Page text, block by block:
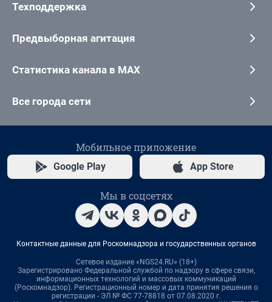
Техподдержка
Предвыборная агитация
Статистика канала в MAX
Все города сети
Мобильное приложение
Google Play App Store
Мы в соцсетях
Контактные данные для Роскомнадзора и государственных органов
Сетевое издание «NGS24.RU» (18+)
Зарегистрировано Федеральной службой по надзору в сфере связи,
информационных технологий и массовых коммуникаций
(Роскомнадзор). Регистрационный номер и дата принятия решения о
регистрации - ЭЛ № ФС 77-78818 от 07.08.2020 г.